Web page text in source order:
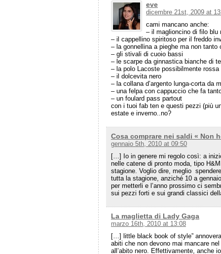
eve
dicembre 21st, 2009 at
cami mancano anche:
– il maglioncino di filo blu
– il cappellino spiritoso per il freddo
– la gonnellina a pieghe ma non tanto
– gli stivali di cuoio bassi
– le scarpe da ginnastica bianche di
– la polo Lacoste possibilmente rossa
– il dolcevita nero
– la collana d’argento lunga-corta da
– una felpa con cappuccio che fa
– un foulard pass partout
con i tuoi fab ten e questi pezzi (più
estate e inverno..no?
Cosa comprare nei saldi « Non
gennaio 5th, 2010 at 09:50
[…] Io in genere mi regolo così: a
nelle catene di pronto moda, tipo
stagione. Voglio dire, meglio
tutta la stagione, anziché 10 a
per metterli e l’anno prossimo ci
sui pezzi forti e sui grandi classici
La maglietta di Lady Gaga
marzo 16th, 2010 at 13:08
[…] little black book of style”
abiti che non devono mai mancare
all’abito nero. Effettivamente, anche